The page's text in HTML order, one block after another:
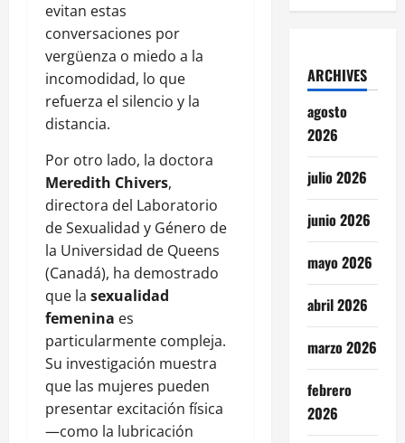
evitan estas
conversaciones por
vergüenza o miedo a la
incomodidad, lo que
refuerza el silencio y la
distancia.
Por otro lado, la doctora
Meredith Chivers,
directora del Laboratorio
de Sexualidad y Género de
la Universidad de Queens
(Canadá), ha demostrado
que la sexualidad
femenina es
particularmente compleja.
Su investigación muestra
que las mujeres pueden
presentar excitación física
—como la lubricación
ARCHIVES
agosto
2026
julio 2026
junio 2026
mayo 2026
abril 2026
marzo 2026
febrero
2026